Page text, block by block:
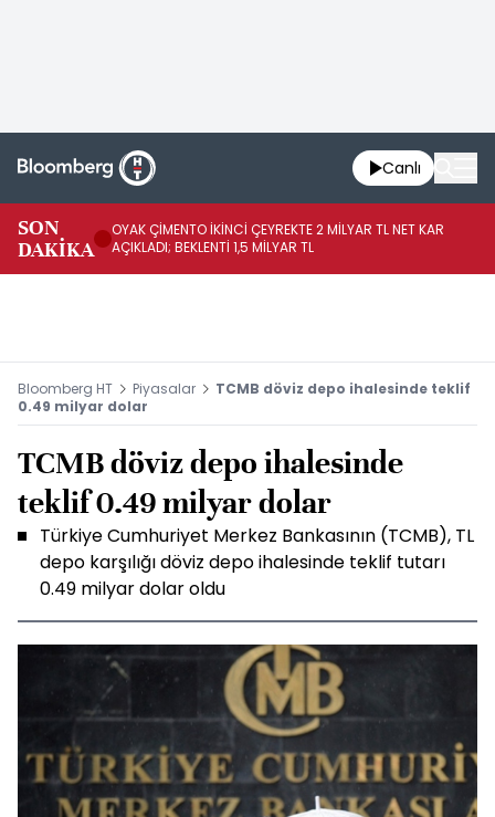
Canlı
SON
DAKİKA
OYAK ÇİMENTO İKİNCİ ÇEYREKTE 2 MİLYAR TL NET KAR
AÇIKLADI; BEKLENTİ 1,5 MİLYAR TL
Bloomberg HT Piyasalar
TCMB döviz depo ihalesinde teklif
0.49 milyar dolar
TCMB döviz depo ihalesinde
teklif 0.49 milyar dolar
Türkiye Cumhuriyet Merkez Bankasının (TCMB), TL
depo karşılığı döviz depo ihalesinde teklif tutarı
0.49 milyar dolar oldu